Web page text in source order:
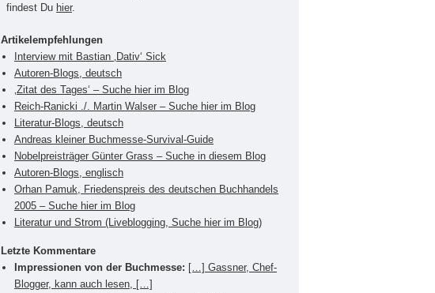
findest Du hier.
Artikelempfehlungen
Interview mit Bastian ‚Dativ‘ Sick
Autoren-Blogs, deutsch
‚Zitat des Tages‘ – Suche hier im Blog
Reich-Ranicki ./. Martin Walser – Suche hier im Blog
Literatur-Blogs, deutsch
Andreas kleiner Buchmesse-Survival-Guide
Nobelpreisträger Günter Grass – Suche in diesem Blog
Autoren-Blogs, englisch
Orhan Pamuk, Friedenspreis des deutschen Buchhandels
2005 – Suche hier im Blog
Literatur und Strom (Liveblogging, Suche hier im Blog)
Letzte Kommentare
Impressionen von der Buchmesse: […] Gassner, Chef-
Blogger, kann auch lesen, […]